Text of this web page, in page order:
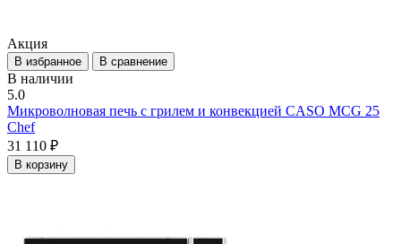
Акция
В избранное В сравнение
В наличии
5.0
Микроволновая печь с грилем и конвекцией CASO MCG 25
Chef
31 110 ₽
В корзину